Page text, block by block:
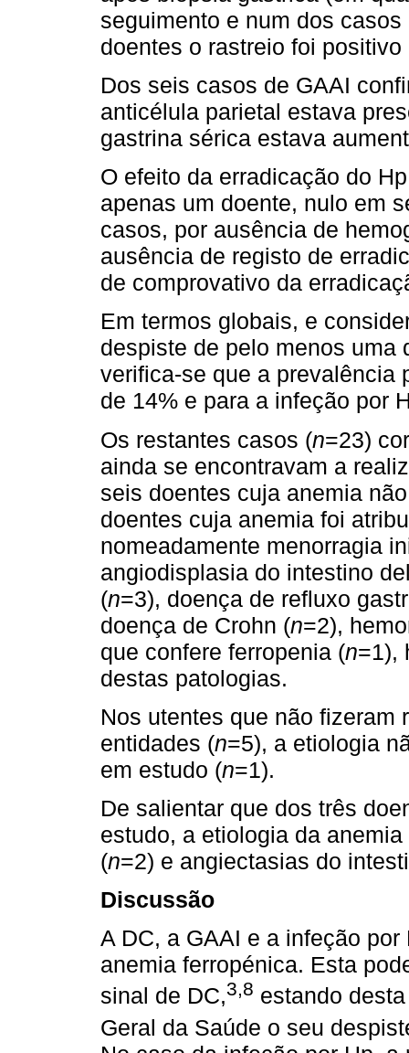
seguimento e num dos
doentes o rastreio foi
Dos seis casos de GAAI
anticélula parietal estava
gastrina sérica estava
O efeito da erradicação do
apenas um doente, nulo em
casos, por ausência de
ausência de registo de
de comprovativo da
Em termos globais, e
despiste de pelo menos uma
verifica-se que a prevalência
de 14% e para a infeção por
Os restantes casos (n=23)
ainda se encontravam a
seis doentes cuja anemia
doentes cuja anemia foi
nomeadamente menorragia
angiodisplasia do intestino
(n=3), doença de refluxo
doença de Crohn (n=2),
que confere ferropenia (n=1),
destas patologias.
Nos utentes que não fizeram
entidades (n=5), a etiologia
em estudo (n=1).
De salientar que dos três
estudo, a etiologia da
(n=2) e angiectasias do
Discussão
A DC, a GAAI e a infeção
anemia ferropénica. Esta
sinal de DC,3,8 estando
Geral da Saúde o seu